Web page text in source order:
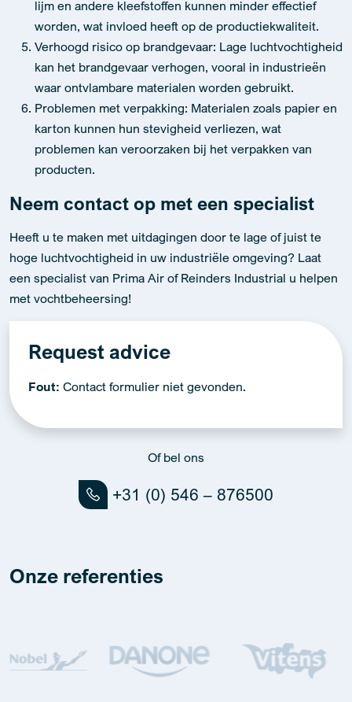
lijm en andere kleefstoffen kunnen minder effectief
worden, wat invloed heeft op de productiekwaliteit.
Verhoogd risico op brandgevaar: Lage luchtvochtigheid
kan het brandgevaar verhogen, vooral in industrieën
waar ontvlambare materialen worden gebruikt.
Problemen met verpakking: Materialen zoals papier en
karton kunnen hun stevigheid verliezen, wat
problemen kan veroorzaken bij het verpakken van
producten.
Neem contact op met een specialist
Heeft u te maken met uitdagingen door te lage of juist te
hoge luchtvochtigheid in uw industriële omgeving? Laat
een specialist van Prima Air of Reinders Industrial u helpen
met vochtbeheersing!
Request advice
Fout: Contact formulier niet gevonden.
Of bel ons
+31 (0) 546 – 876500
Onze referenties